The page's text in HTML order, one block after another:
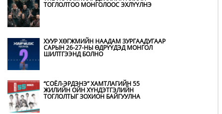
ТОГЛОЛТОО МОНГОЛООС ЭХЛҮҮЛНЭ
ХУУР ХӨГЖМИЙН НААДАМ ЗУРГААДУГААР
САРЫН 26-27-НЫ ӨДРҮҮДЭД МОНГОЛ
ШИЛТГЭЭНД БОЛНО
“СОЁЛ-ЭРДЭНЭ” ХАМТЛАГИЙН 55
ЖИЛИЙН ОЙН ХҮНДЭТГЭЛИЙН
ТОГЛОЛТЫГ ЗОХИОН БАЙГУУЛНА